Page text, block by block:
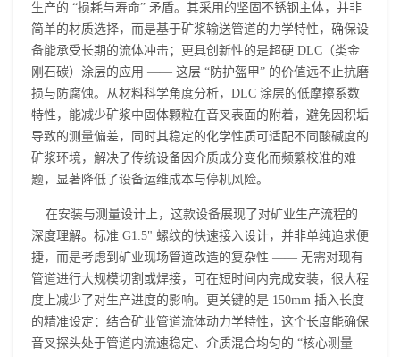
生产的 “损耗与寿命” 矛盾。其采用的坚固不锈钢主体，并非
简单的材质选择，而是基于矿浆输送管道的力学特性，确保设
备能承受长期的流体冲击；更具创新性的是超硬 DLC（类金
刚石碳）涂层的应用 —— 这层 “防护盔甲” 的价值远不止抗磨
损与防腐蚀。从材料科学角度分析，DLC 涂层的低摩擦系数
特性，能减少矿浆中固体颗粒在音叉表面的附着，避免因积垢
导致的测量偏差，同时其稳定的化学性质可适配不同酸碱度的
矿浆环境，解决了传统设备因介质成分变化而频繁校准的难
题，显著降低了设备运维成本与停机风险。
在安装与测量设计上，这款设备展现了对矿业生产流程的
深度理解。标准 G1.5" 螺纹的快速接入设计，并非单纯追求便
捷，而是考虑到矿业现场管道改造的复杂性 —— 无需对现有
管道进行大规模切割或焊接，可在短时间内完成安装，很大程
度上减少了对生产进度的影响。更关键的是 150mm 插入长度
的精准设定：结合矿业管道流体动力学特性，这个长度能确保
音叉探头处于管道内流速稳定、介质混合均匀的 “核心测量